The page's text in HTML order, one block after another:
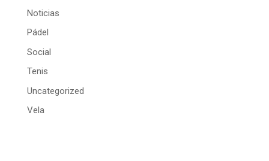
Noticias
Pádel
Social
Tenis
Uncategorized
Vela